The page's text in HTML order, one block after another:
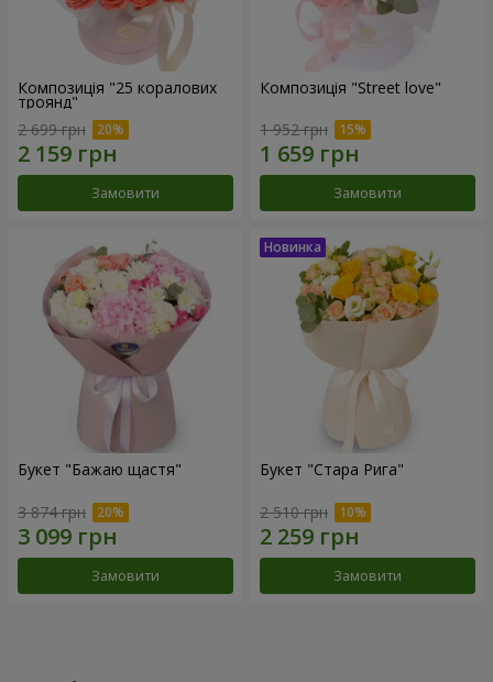
Композиція "25 коралових
троянд"
2 699 грн
Замовити
Композиція "Street love"
1 952 грн
Замовити
Букет "Бажаю щастя"
3 874 грн
Замовити
Букет "Стара Рига"
2 510 грн
Замовити